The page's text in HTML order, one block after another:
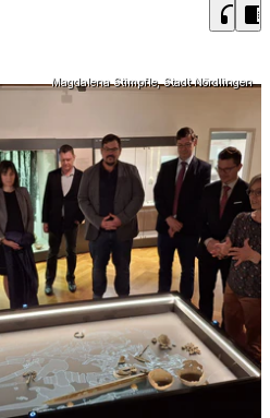
headphones chrome_reader_mode
Magdalena Stimpfle, Stadt Nördlingen